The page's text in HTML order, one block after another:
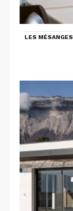
LES MÉSANGES